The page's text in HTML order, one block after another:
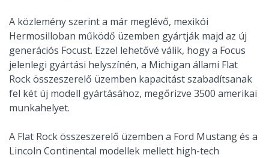
A közlemény szerint a már meglévő, mexikói
Hermosilloban működő üzemben gyártják majd az új
generációs Focust. Ezzel lehetővé válik, hogy a Focus
jelenlegi gyártási helyszínén, a Michigan állami Flat
Rock összeszerelő üzemben kapacitást szabadítsanak
fel két új modell gyártásához, megőrizve 3500 amerikai
munkahelyet.
A Flat Rock összeszerelő üzemben a Ford Mustang és a
Lincoln Continental modellek mellett high-tech